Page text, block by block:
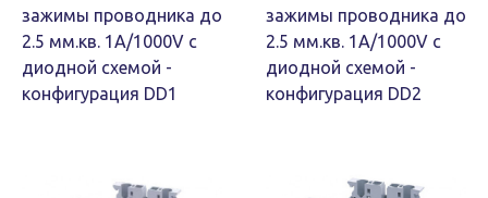
зажимы проводника до
2.5 мм.кв. 1A/1000V с
диодной схемой -
конфигурация DD1
зажимы проводника до
2.5 мм.кв. 1A/1000V с
диодной схемой -
конфигурация DD2